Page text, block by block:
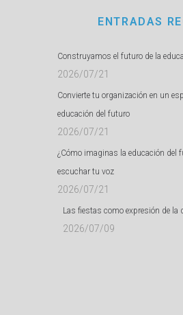
ENTRADAS
Construyamos el futuro de la
2026/07/21
Convierte tu organización en un
educación del futuro
2026/07/21
¿Cómo imaginas la educación del
escuchar tu voz
2026/07/21
Las fiestas como expresión de la
2026/07/09